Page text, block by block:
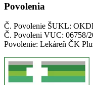
Povolenia
Č. Povolenie ŠUKL:
Č. Povoleni VUC: 06758/
Povolenie: Lekáreň ČK